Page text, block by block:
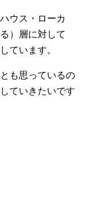
ウス・ローカ
）層に対して
ています。
も思っているの
ていきたいです